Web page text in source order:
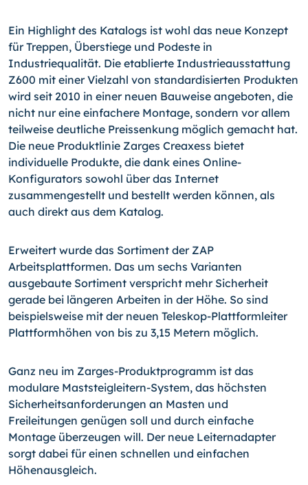
Ein Highlight des Katalogs ist wohl das neue Konzept
für Treppen, Überstiege und Podeste in
Industriequalität. Die etablierte Industrieausstattung
Z600 mit einer Vielzahl von standardisierten Produkten
wird seit 2010 in einer neuen Bauweise angeboten, die
nicht nur eine einfachere Montage, sondern vor allem
teilweise deutliche Preissenkung möglich gemacht hat.
Die neue Produktlinie Zarges Creaxess bietet
individuelle Produkte, die dank eines Online-
Konfigurators sowohl über das Internet
zusammengestellt und bestellt werden können, als
auch direkt aus dem Katalog.
Erweitert wurde das Sortiment der ZAP
Arbeitsplattformen. Das um sechs Varianten
ausgebaute Sortiment verspricht mehr Sicherheit
gerade bei längeren Arbeiten in der Höhe. So sind
beispielsweise mit der neuen Teleskop-Plattformleiter
Plattformhöhen von bis zu 3,15 Metern möglich.
Ganz neu im Zarges-Produktprogramm ist das
modulare Maststeigleitern-System, das höchsten
Sicherheitsanforderungen an Masten und
Freileitungen genügen soll und durch einfache
Montage überzeugen will. Der neue Leiternadapter
sorgt dabei für einen schnellen und einfachen
Höhenausgleich.